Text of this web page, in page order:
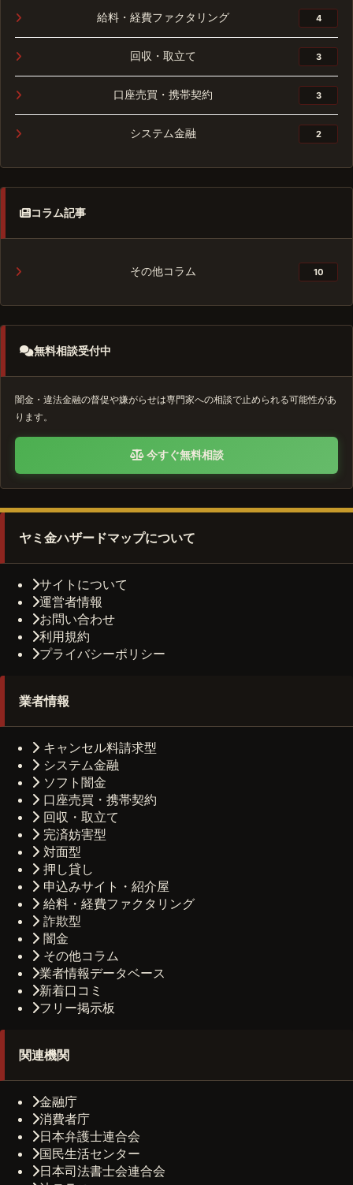
給料・経費ファクタリング 4
回収・取立て 3
口座売買・携帯契約 3
システム金融 2
コラム記事
その他コラム 10
無料相談受付中
闇金・違法金融の督促や嫌がらせは専門家への相談で止められる可能性があ
ります。
今すぐ無料相談
ヤミ金ハザードマップについて
サイトについて
運営者情報
お問い合わせ
利用規約
プライバシーポリシー
業者情報
キャンセル料請求型
システム金融
ソフト闇金
口座売買・携帯契約
回収・取立て
完済妨害型
対面型
押し貸し
申込みサイト・紹介屋
給料・経費ファクタリング
詐欺型
闇金
その他コラム
業者情報データベース
新着口コミ
フリー掲示板
関連機関
金融庁
消費者庁
日本弁護士連合会
国民生活センター
日本司法書士会連合会